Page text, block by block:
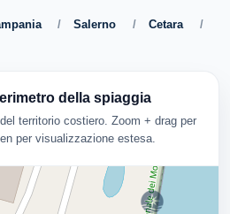
/ Salerno / Cetara
/
della spiaggia
territorio costiero. Zoom + drag per
per visualizzazione estesa.